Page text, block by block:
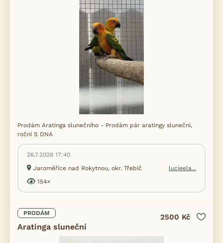
Prodám Aratinga slunečního - Prodám pár aratingy sluneční,
roční S DNA
26.7.2026 17:40
Jaroměřice nad Rokytnou, okr. Třebíč
lucieela...
154×
PRODÁM
Aratinga sluneční
2500 Kč